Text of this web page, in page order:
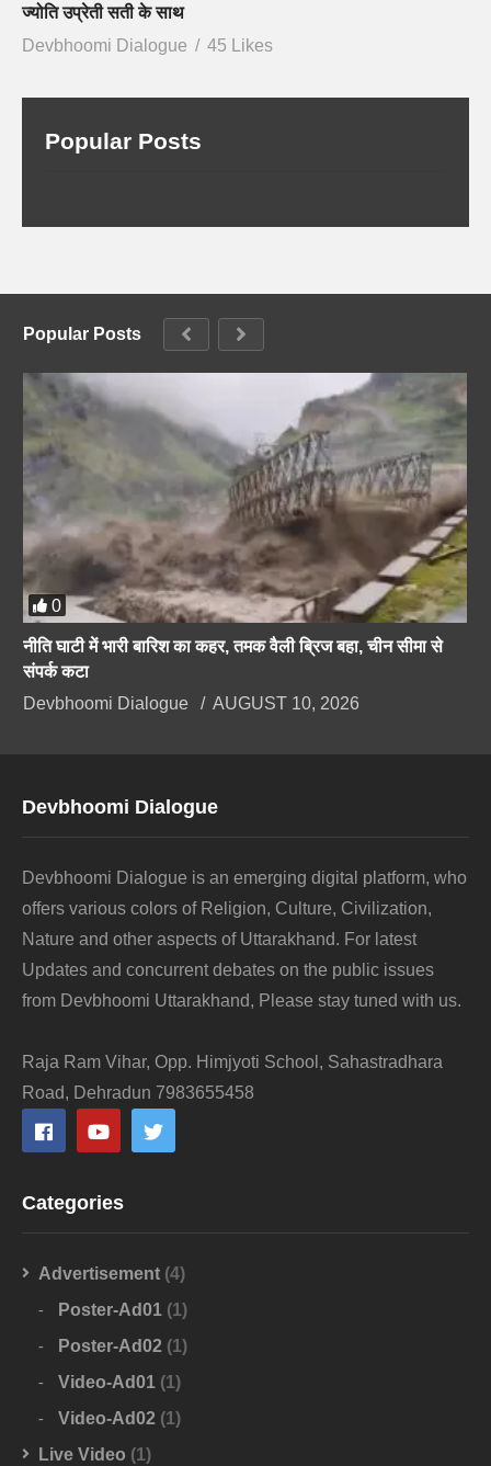
ज्योति उप्रेती सती के साथ
Devbhoomi Dialogue
45 Likes
Popular Posts
Popular Posts
0
नीति घाटी में भारी बारिश का कहर, तमक वैली ब्रिज बहा, चीन सीमा से
संपर्क कटा
Devbhoomi Dialogue
AUGUST 10, 2026
Devbhoomi Dialogue
Devbhoomi Dialogue is an emerging digital platform, who
offers various colors of Religion, Culture, Civilization,
Nature and other aspects of Uttarakhand. For latest
Updates and concurrent debates on the public issues
from Devbhoomi Uttarakhand, Please stay tuned with us.
Raja Ram Vihar, Opp. Himjyoti School, Sahastradhara
Road, Dehradun 7983655458
Categories
Advertisement (4)
Poster-Ad01 (1)
Poster-Ad02 (1)
Video-Ad01 (1)
Video-Ad02 (1)
Live Video (1)